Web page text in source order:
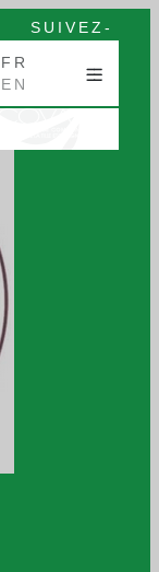
SUIVEZ-
FR
EN